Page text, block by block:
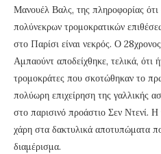
Μανουέλ Βαλς, της πληροφορίας
πολύνεκρων τρομοκρατικών
στο Παρίσι είναι νεκρός. Ο
Αμπαούντ αποδείχθηκε, τελικά, ότι
τρομοκράτες που σκοτώθηκαν το
πολύωρη επιχείρηση της γαλλικής
στο παρισινό προάστιο Σεν Ντενί.
χάρη στα δακτυλικά αποτυπώματα
διαμέρισμα.